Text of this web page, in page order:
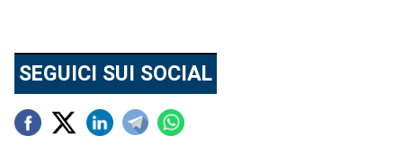
SEGUICI SUI SOCIAL